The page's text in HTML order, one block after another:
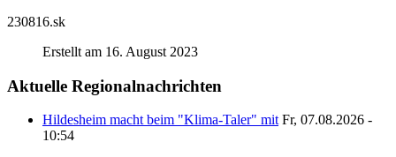
230816.sk
Erstellt am 16. August 2023
Aktuelle Regionalnachrichten
Hildesheim macht beim "Klima-Taler" mit Fr, 07.08.2026 -
10:54